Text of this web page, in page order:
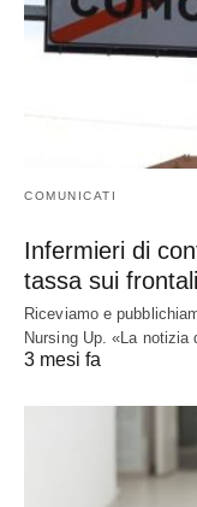
COMUNICATI
Infermieri di
tassa sui
Riceviamo e
Nursing Up. «La notizia
3 mesi fa